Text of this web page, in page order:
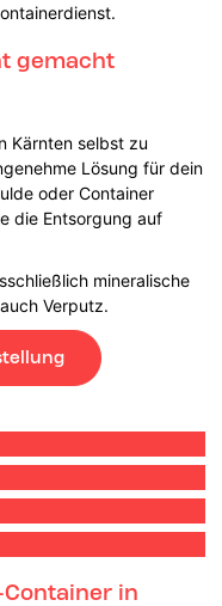
gemacht
Kärnten selbst zu
Lösung für dein
oder Container
die Entsorgung auf
mineralische
Verputz.
in